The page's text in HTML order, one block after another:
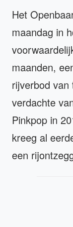
Het
maandag in
maanden,
rijverbod
verdachte
Pinkpop in
kreeg al
een